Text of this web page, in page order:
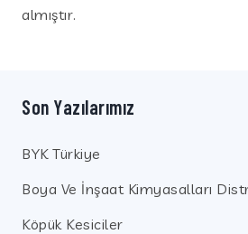
almıştır.
Son Yazılarımız
BYK Türkiye
Boya Ve İnşaat Kimyasalları
Köpük Kesiciler